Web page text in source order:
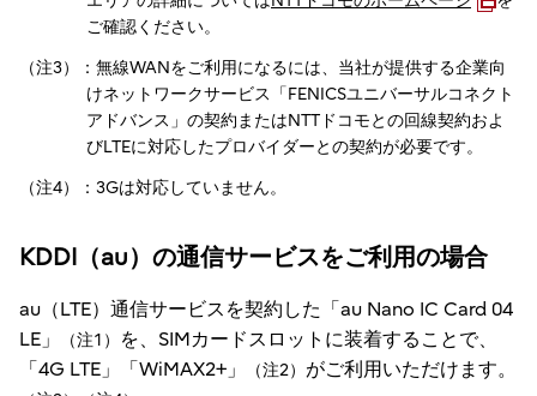
ご確認ください。
（注3）：無線WANをご利用になるには、当社が提供する企業向
けネットワークサービス「FENICSユニバーサルコネクト
アドバンス」の契約またはNTTドコモとの回線契約およ
びLTEに対応したプロバイダーとの契約が必要です。
（注4）：3Gは対応していません。
KDDI（au）の通信サービスをご利用の場合
au（LTE）通信サービスを契約した「au Nano IC Card 04
LE」
（注1）
を、SIMカードスロットに装着することで、
「4G LTE」「WiMAX2+」
（注2） がご利用いただけます。